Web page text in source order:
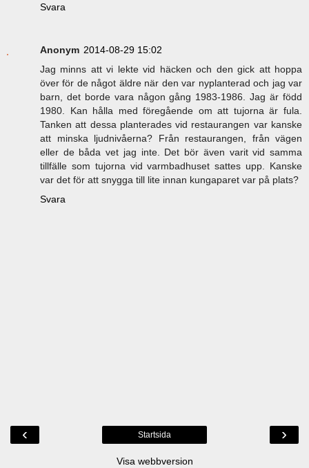
Svara
Anonym 2014-08-29 15:02
Jag minns att vi lekte vid häcken och den gick att hoppa
över för de något äldre när den var nyplanterad och jag var
barn, det borde vara någon gång 1983-1986. Jag är född
1980. Kan hålla med föregående om att tujorna är fula.
Tanken att dessa planterades vid restaurangen var kanske
att minska ljudnivåerna? Från restaurangen, från vägen
eller de båda vet jag inte. Det bör även varit vid samma
tillfälle som tujorna vid varmbadhuset sattes upp. Kanske
var det för att snygga till lite innan kungaparet var på plats?
Svara
‹ ›
Startsida
Visa webbversion